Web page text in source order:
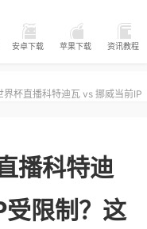
安卓下载 苹果下载 资讯教程
界杯直播科特迪瓦 vs 挪威当前IP
播科特迪
限制？这